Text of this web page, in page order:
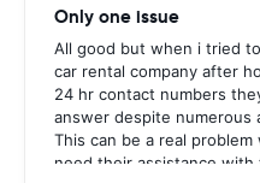
Only one issue
All good but when i tried
car rental company after
24 hr contact numbers
answer despite numerous
This can be a real problem
need their assistance with